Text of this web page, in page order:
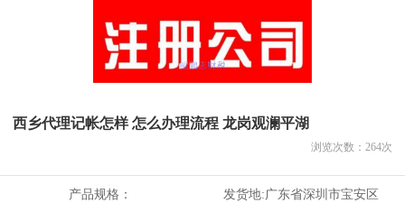
西乡代理记帐怎样 怎么办理流程 龙岗观澜平湖
浏览次数： 264次
产品规格： 发货地:广东省深圳市宝安区